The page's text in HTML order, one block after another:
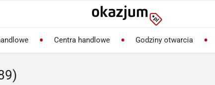
Centra handlowe Godziny otwarcia